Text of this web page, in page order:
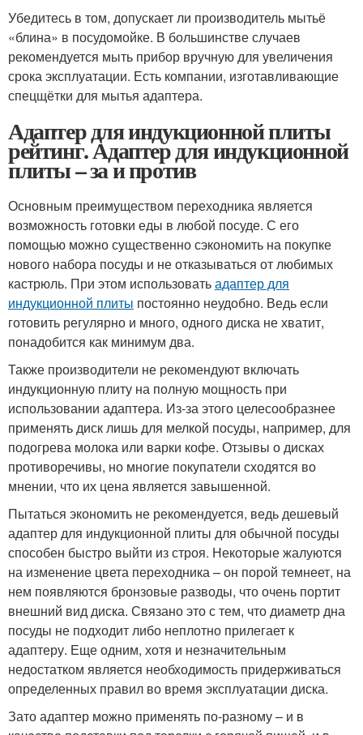
Убедитесь в том, допускает ли производитель мытьё
«блина» в посудомойке. В большинстве случаев
рекомендуется мыть прибор вручную для увеличения
срока эксплуатации. Есть компании, изготавливающие
спецщётки для мытья адаптера.
Адаптер для индукционной плиты
рейтинг. Адаптер для индукционной
плиты – за и против
Основным преимуществом переходника является
возможность готовки еды в любой посуде. С его
помощью можно существенно сэкономить на покупке
нового набора посуды и не отказываться от любимых
кастрюль. При этом использоватьадаптер для
индукционной плиты постоянно неудобно. Ведь если
готовить регулярно и много, одного диска не хватит,
понадобится как минимум два.
Также производители не рекомендуют включать
индукционную плиту на полную мощность при
использовании адаптера. Из-за этого целесообразнее
применять диск лишь для мелкой посуды, например, для
подогрева молока или варки кофе. Отзывы о дисках
противоречивы, но многие покупатели сходятся во
мнении, что их цена является завышенной.
Пытаться экономить не рекомендуется, ведь дешевый
адаптер для индукционной плиты для обычной посуды
способен быстро выйти из строя. Некоторые жалуются
на изменение цвета переходника – он порой темнеет, на
нем появляются бронзовые разводы, что очень портит
внешний вид диска. Связано это с тем, что диаметр дна
посуды не подходит либо неплотно прилегает к
адаптеру. Еще одним, хотя и незначительным
недостатком является необходимость придерживаться
определенных правил во время эксплуатации диска.
Зато адаптер можно применять по-разному – и в